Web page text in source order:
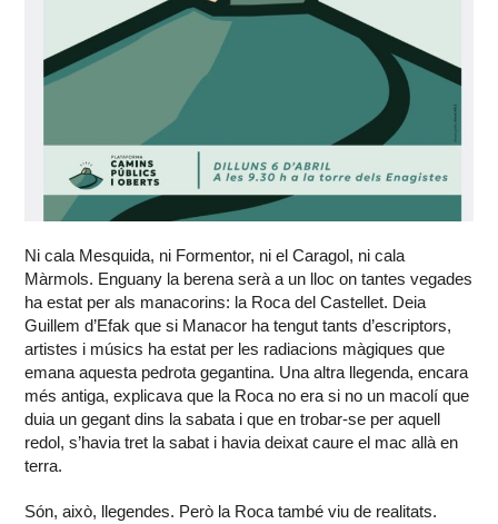
Ni cala Mesquida, ni Formentor, ni el Caragol, ni cala
Màrmols. Enguany la berena serà a un lloc on tantes vegades
ha estat per als manacorins: la Roca del Castellet. Deia
Guillem d’Efak que si Manacor ha tengut tants d’escriptors,
artistes i músics ha estat per les radiacions màgiques que
emana aquesta pedrota gegantina. Una altra llegenda, encara
més antiga, explicava que la Roca no era si no un macolí que
duia un gegant dins la sabata i que en trobar-se per aquell
redol, s’havia tret la sabat i havia deixat caure el mac allà en
terra.
Són, això, llegendes. Però la Roca també viu de realitats.